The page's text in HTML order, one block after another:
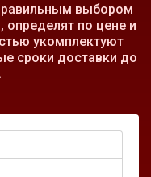
выбором
по цене и
укомплектуют
сроки доставки до